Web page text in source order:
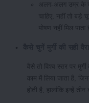
अलग-अलग उम्र के
चाहिए, नहीं तो बड़े
पोषण नहीं मिल पाता
वैसे तो विश्व स्तर पर
काम में लिया जाता है,
होती है, हालांकि इन्हें